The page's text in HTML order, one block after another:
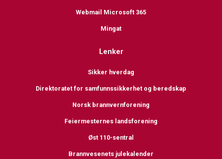
Webmail Microsoft 365
Mingat
Lenker
Sikker hverdag
Direktoratet for samfunnssikkerhet og beredskap
Norsk brannvernforening
Feiermesternes landsforening
Øst 110-sentral
Brannvesenets julekalender